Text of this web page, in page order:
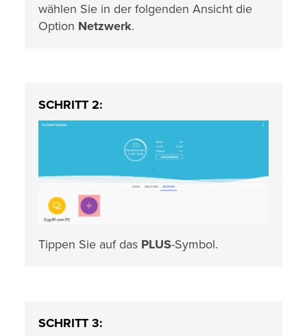
wählen Sie in der folgenden Ansicht die
Option Netzwerk.
SCHRITT 2:
Tippen Sie auf das PLUS-Symbol.
SCHRITT 3: